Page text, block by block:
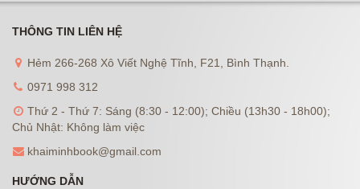
THÔNG TIN LIÊN HỆ
Hẻm 266-268 Xô Viết Nghệ Tĩnh, F21, Bình Thạnh.
0971 998 312
Thứ 2 - Thứ 7: Sáng (8:30 - 12:00); Chiều (13h30 - 18h00);
Chủ Nhật: Không làm việc
khaiminhbook@gmail.com
HƯỚNG DẪN